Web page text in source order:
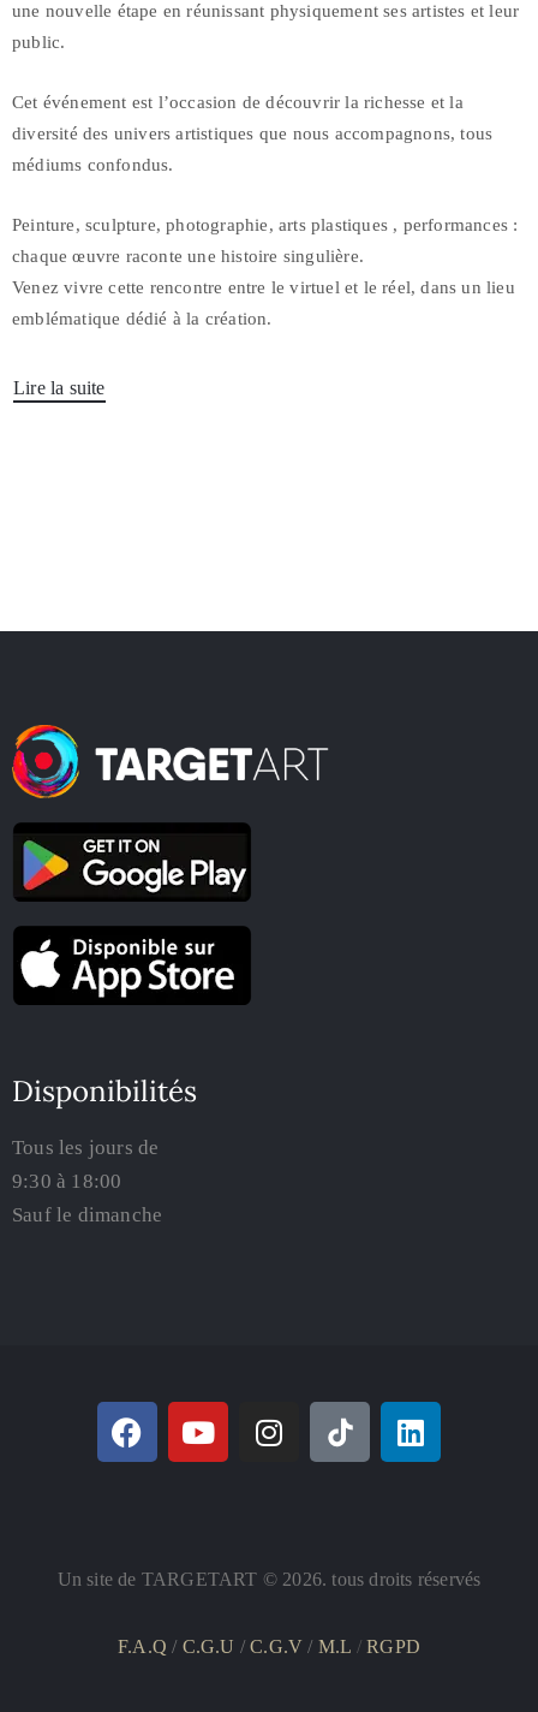
une nouvelle étape en réunissant physiquement ses artistes et leur
public.
Cet événement est l’occasion de découvrir la richesse et la
diversité des univers artistiques que nous accompagnons, tous
médiums confondus.
Peinture, sculpture, photographie, arts plastiques , performances :
chaque œuvre raconte une histoire singulière.
Venez vivre cette rencontre entre le virtuel et le réel, dans un lieu
emblématique dédié à la création.
Lire la suite
Disponibilités
Tous les jours de
9:30 à 18:00
Sauf le dimanche
Un site de TARGETART © 2026. tous droits réservés
F.A.Q / C.G.U /C.G.V/ M.L /RGPD